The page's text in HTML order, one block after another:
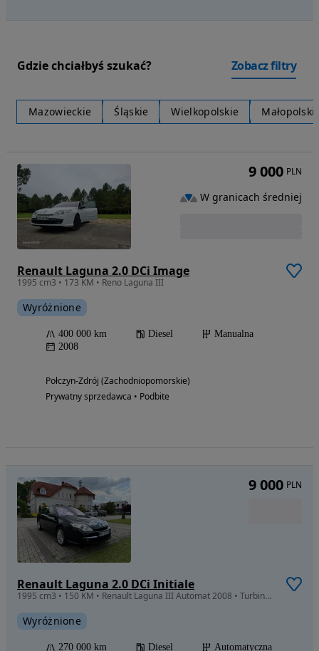
Gdzie chciałbyś szukać? Zobacz filtry
Mazowieckie Śląskie Wielkopolskie
Renault Laguna 2.0 DCi Image
1995 cm3 • 173 KM • Reno Laguna III
Wyróżnione
400 000 km Diesel
Manualna
2008
Połczyn-Zdrój (Zachodniopomorskie)
Prywatny sprzedawca • Podbite
9 000 PLN
W granicach średniej
Renault Laguna 2.0 DCi Initiale
1995 cm3 • 150 KM • Renault Laguna III Automat 2008 • Turbina/DPF regenerowane • Po dużym
Wyróżnione
270 000 km Diesel Automatyczna
9 000 PLN